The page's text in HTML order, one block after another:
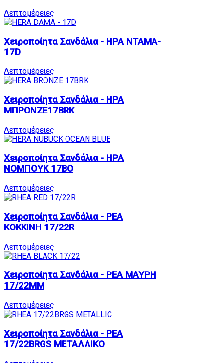
Λεπτομέρειες
Χειροποίητα Σανδάλια - ΗΡΑ ΝΤΑΜΑ-
17D
Λεπτομέρειες
Χειροποίητα Σανδάλια - ΗΡΑ
ΜΠΡΟΝΖΕ17BRK
Λεπτομέρειες
Χειροποίητα Σανδάλια - ΗΡΑ
ΝΟΜΠΟΥΚ 17BO
Λεπτομέρειες
Χειροποίητα Σανδάλια - ΡΕΑ
ΚΟΚΚΙΝΗ 17/22R
Λεπτομέρειες
Χειροποίητα Σανδάλια - ΡΕΑ ΜΑΥΡΗ
17/22MM
Λεπτομέρειες
Χειροποίητα Σανδάλια - ΡΕΑ
17/22BRGS ΜΕΤΑΛΛΙΚΟ